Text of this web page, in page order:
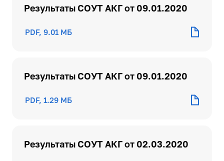
Результаты СОУТ АКГ от 09.01.2020
PDF, 9.01 МБ
Результаты СОУТ АКГ от 09.01.2020
PDF, 1.29 МБ
Результаты СОУТ АКГ от 02.03.2020